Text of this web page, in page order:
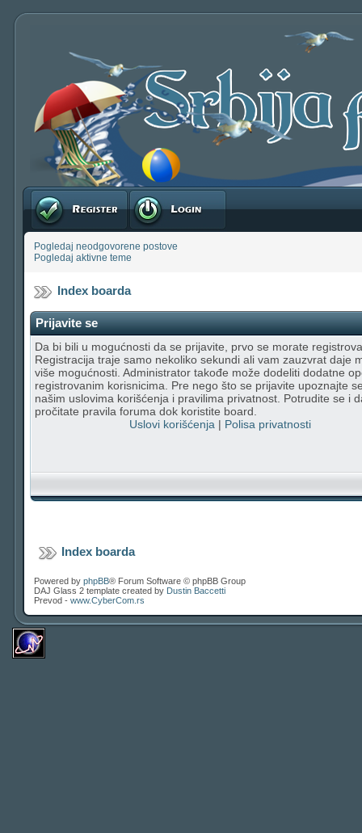
Registruj se Prijavite se
Pogledaj neodgovorene postove
Pogledaj aktivne teme
Index boarda
Prijavite se
Da bi bili u mogućnosti da se prijavite, prvo se morate
Registracija traje samo nekoliko sekundi ali vam zauzvrat daje
više mogućnosti. Administrator takođe može dodeliti dodatne
registrovanim korisnicima. Pre nego što se prijavite upoznajte
našim uslovima korišćenja i pravilima privatnost. Potrudite se i
pročitate pravila foruma dok koristite board.
Uslovi korišćenja | Polisa privatnosti
Index boarda
Powered by phpBB® Forum Software © phpBB Group
DAJ Glass 2 template created by Dustin Baccetti
Prevod - www.CyberCom.rs